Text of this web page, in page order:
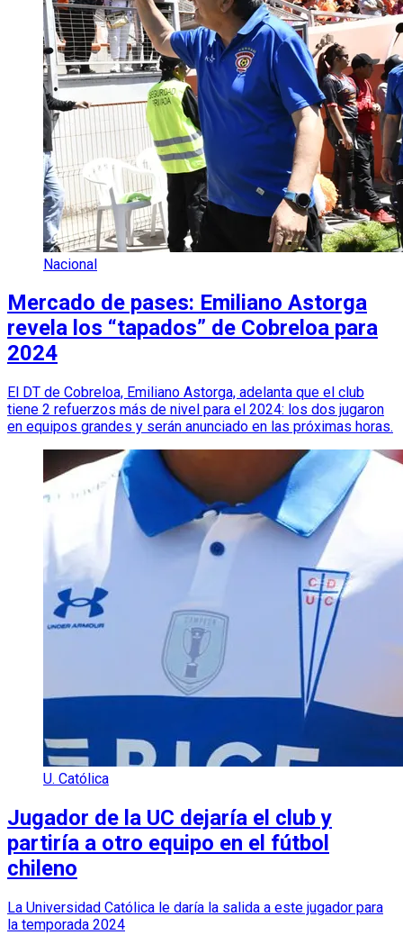
Nacional
Mercado de pases: Emiliano Astorga
revela los “tapados” de Cobreloa para
2024
El DT de Cobreloa, Emiliano Astorga, adelanta que el club
tiene 2 refuerzos más de nivel para el 2024: los dos jugaron
en equipos grandes y serán anunciado en las próximas horas.
U. Católica
Jugador de la UC dejaría el club y
partiría a otro equipo en el fútbol
chileno
La Universidad Católica le daría la salida a este jugador para
la temporada 2024